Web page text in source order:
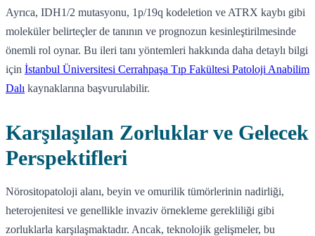
Ayrıca, IDH1/2 mutasyonu, 1p/19q kodeletion ve ATRX kaybı gibi
moleküler belirteçler de tanının ve prognozun kesinleştirilmesinde
önemli rol oynar. Bu ileri tanı yöntemleri hakkında daha detaylı bilgi
için İstanbul Üniversitesi Cerrahpaşa Tıp Fakültesi Patoloji Anabilim
Dalı kaynaklarına başvurulabilir.
Karşılaşılan Zorluklar ve Gelecek
Perspektifleri
Nörositopatoloji alanı, beyin ve omurilik tümörlerinin nadirliği,
heterojenitesi ve genellikle invaziv örnekleme gerekliliği gibi
zorluklarla karşılaşmaktadır. Ancak, teknolojik gelişmeler, bu